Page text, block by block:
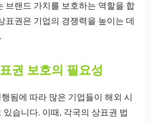
브랜드 가치를 보호하는 역할을 합
표권은 기업의 경쟁력을 높이는 데
권 보호의 필요성
됨에 따라 많은 기업들이 해외 시
있습니다. 이때, 각국의 상표권 법